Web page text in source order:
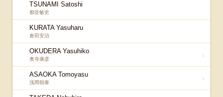
TSUNAMI Satoshi
都並敏史
KURATA Yasuharu
倉田安治
OKUDERA Yasuhiko
奥寺康彦
↓
ASAOKA Tomoyasu
浅岡朝泰
↓